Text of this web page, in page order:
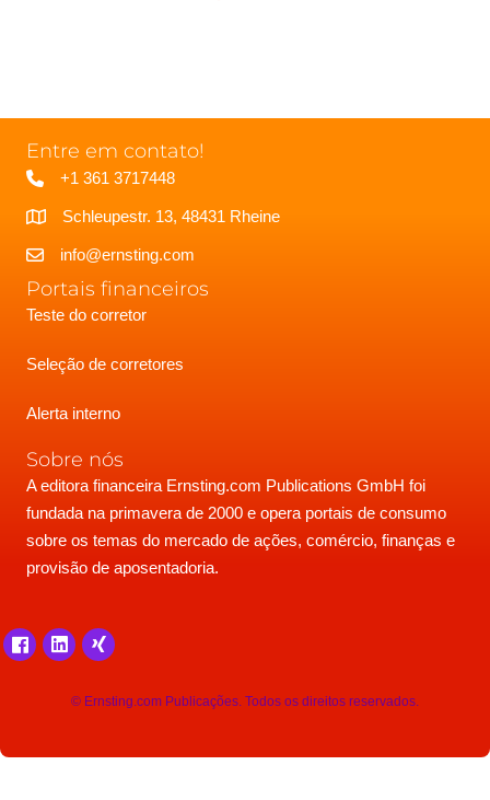
Entre em contato!
+1 361 3717448
Schleupestr. 13, 48431 Rheine
info@ernsting.com
Portais financeiros
Teste do corretor
Seleção de corretores
Alerta interno
Sobre nós
A editora financeira Ernsting.com Publications GmbH foi
fundada na primavera de 2000 e opera portais de consumo
sobre os temas do mercado de ações, comércio, finanças e
provisão de aposentadoria.
© Ernsting.com Publicações. Todos os direitos reservados.